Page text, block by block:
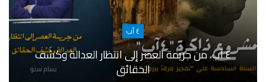
٤ آب
٤ آب، من جريمة العصر إلى انتظار العدالة وكشف
الحقائق